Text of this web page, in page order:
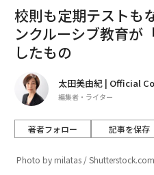
校則も定期テスト
ンクルーシブ教育が
したもの
太田美由紀 | Official
編集者・ライター
著者フォロー 記事を保存
Photo by milatas / Shutterstock.com